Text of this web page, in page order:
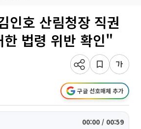
인호 산림청장 직권
법령 위반 확인"
구글 선호매체 추가
00:00 / 00:59